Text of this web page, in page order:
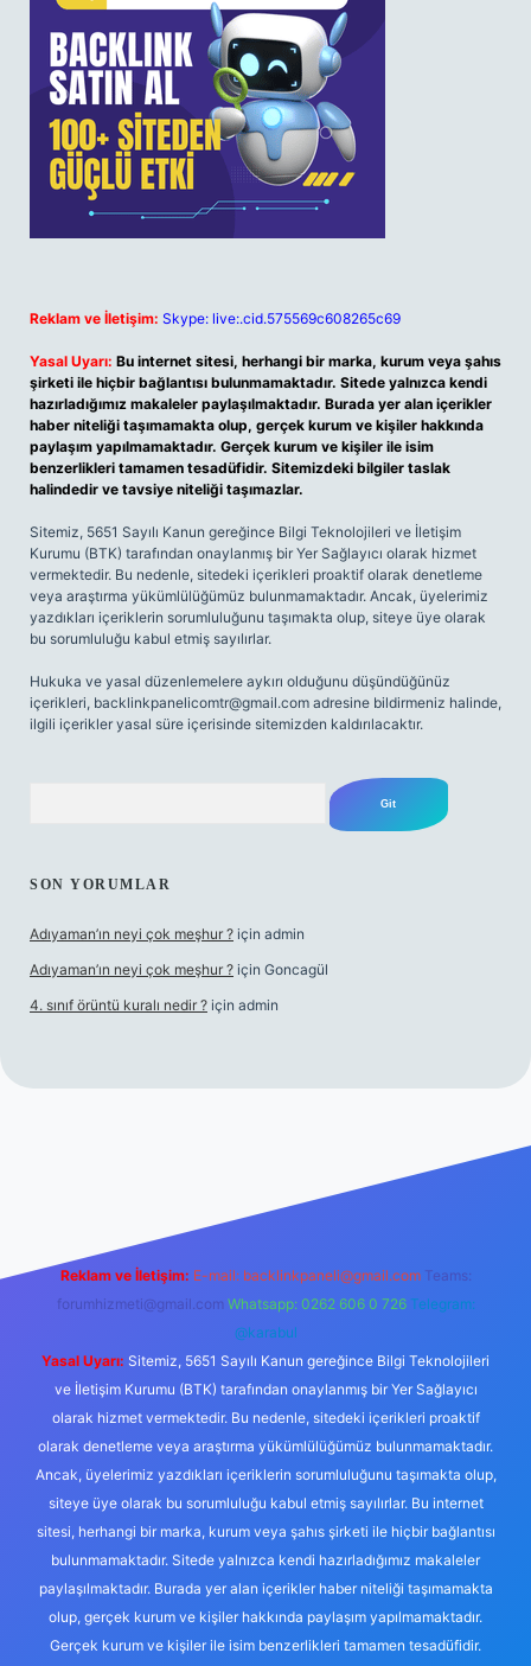
Reklam ve İletişim: Skype: live:.cid.575569c608265c69
Yasal Uyarı: Bu internet sitesi, herhangi bir marka, kurum veya şahıs
şirketi ile hiçbir bağlantısı bulunmamaktadır. Sitede yalnızca kendi
hazırladığımız makaleler paylaşılmaktadır. Burada yer alan içerikler
haber niteliği taşımamakta olup, gerçek kurum ve kişiler hakkında
paylaşım yapılmamaktadır. Gerçek kurum ve kişiler ile isim
benzerlikleri tamamen tesadüfidir. Sitemizdeki bilgiler taslak
halindedir ve tavsiye niteliği taşımazlar.
Sitemiz, 5651 Sayılı Kanun gereğince Bilgi Teknolojileri ve İletişim
Kurumu (BTK) tarafından onaylanmış bir Yer Sağlayıcı olarak hizmet
vermektedir. Bu nedenle, sitedeki içerikleri proaktif olarak denetleme
veya araştırma yükümlülüğümüz bulunmamaktadır. Ancak, üyelerimiz
yazdıkları içeriklerin sorumluluğunu taşımakta olup, siteye üye olarak
bu sorumluluğu kabul etmiş sayılırlar.
Hukuka ve yasal düzenlemelere aykırı olduğunu düşündüğünüz
içerikleri, backlinkpanelicomtr@gmail.com adresine bildirmeniz halinde,
ilgili içerikler yasal süre içerisinde sitemizden kaldırılacaktır.
SON YORUMLAR
Adıyaman’ın neyi çok meşhur ? için admin
Adıyaman’ın neyi çok meşhur ? için Goncagül
4. sınıf örüntü kuralı nedir ? için admin
Reklam ve İletişim: E-mail: backlinkpaneli@gmail.com Teams:
forumhizmeti@gmail.com Whatsapp: 0262 606 0 726 Telegram:
@karabul
Yasal Uyarı: Sitemiz, 5651 Sayılı Kanun gereğince Bilgi Teknolojileri
ve İletişim Kurumu (BTK) tarafından onaylanmış bir Yer Sağlayıcı
olarak hizmet vermektedir. Bu nedenle, sitedeki içerikleri proaktif
olarak denetleme veya araştırma yükümlülüğümüz bulunmamaktadır.
Ancak, üyelerimiz yazdıkları içeriklerin sorumluluğunu taşımakta olup,
siteye üye olarak bu sorumluluğu kabul etmiş sayılırlar. Bu internet
sitesi, herhangi bir marka, kurum veya şahıs şirketi ile hiçbir bağlantısı
bulunmamaktadır. Sitede yalnızca kendi hazırladığımız makaleler
paylaşılmaktadır. Burada yer alan içerikler haber niteliği taşımamakta
olup, gerçek kurum ve kişiler hakkında paylaşım yapılmamaktadır.
Gerçek kurum ve kişiler ile isim benzerlikleri tamamen tesadüfidir.